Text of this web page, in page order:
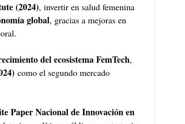
(2024), invertir en salud femenina
global, gracias a mejoras en
del ecosistema FemTech,
como el segundo mercado
Paper Nacional de Innovación en